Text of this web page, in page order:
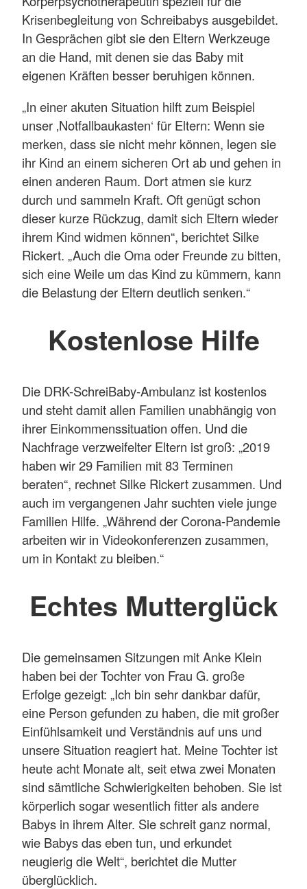
Krisenbegleitung von Schreibabys ausgebildet.
In Gesprächen gibt sie den Eltern Werkzeuge
an die Hand, mit denen sie das Baby mit
eigenen Kräften besser beruhigen können.
„In einer akuten Situation hilft zum Beispiel
unser ‚Notfallbaukasten‘ für Eltern: Wenn sie
merken, dass sie nicht mehr können, legen sie
ihr Kind an einem sicheren Ort ab und gehen in
einen anderen Raum. Dort atmen sie kurz
durch und sammeln Kraft. Oft genügt schon
dieser kurze Rückzug, damit sich Eltern wieder
ihrem Kind widmen können“, berichtet Silke
Rickert. „Auch die Oma oder Freunde zu bitten,
sich eine Weile um das Kind zu kümmern, kann
die Belastung der Eltern deutlich senken.“
Kostenlose Hilfe
Die DRK-SchreiBaby-Ambulanz ist kostenlos
und steht damit allen Familien unabhängig von
ihrer Einkommenssituation offen. Und die
Nachfrage verzweifelter Eltern ist groß: „2019
haben wir 29 Familien mit 83 Terminen
beraten“, rechnet Silke Rickert zusammen. Und
auch im vergangenen Jahr suchten viele junge
Familien Hilfe. „Während der Corona-Pandemie
arbeiten wir in Videokonferenzen zusammen,
um in Kontakt zu bleiben.“
Echtes Mutterglück
Die gemeinsamen Sitzungen mit Anke Klein
haben bei der Tochter von Frau G. große
Erfolge gezeigt: „Ich bin sehr dankbar dafür,
eine Person gefunden zu haben, die mit großer
Einfühlsamkeit und Verständnis auf uns und
unsere Situation reagiert hat. Meine Tochter ist
heute acht Monate alt, seit etwa zwei Monaten
sind sämtliche Schwierigkeiten behoben. Sie ist
körperlich sogar wesentlich fitter als andere
Babys in ihrem Alter. Sie schreit ganz normal,
wie Babys das eben tun, und erkundet
neugierig die Welt“, berichtet die Mutter
überglücklich.